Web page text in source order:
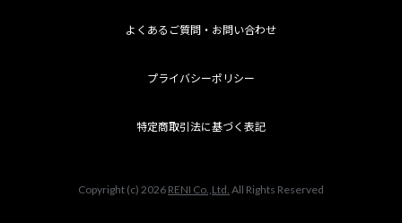
よくあるご質問・お問い合わせ
プライバシーポリシー
特定商取引法に基づく表記
Copyright (c) 2026 RENI Co.,Ltd. All Rights Reserved